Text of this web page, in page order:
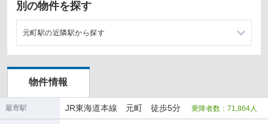
別の物件を探す
元町駅の近隣駅から探す
三ノ宮駅の店舗物件・貸店舗・テナント一覧
西元町駅の店舗物件・貸店舗・テナント一覧
物件情報
最寄駅 JR東海道本線 元町 徒歩5分 乗降者数：71,864人